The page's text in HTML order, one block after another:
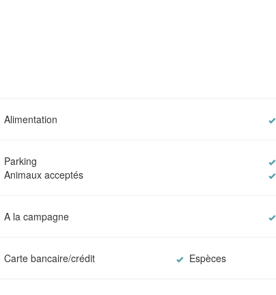
Alimentation
Parking
Animaux acceptés
A la campagne
Carte bancaire/crédit Espèces